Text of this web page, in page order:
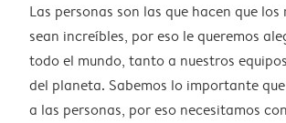
Las personas son las que hacen que los
sean increíbles, por eso le queremos
todo el mundo, tanto a nuestros
del planeta. Sabemos lo importante
a las personas, por eso necesitamos